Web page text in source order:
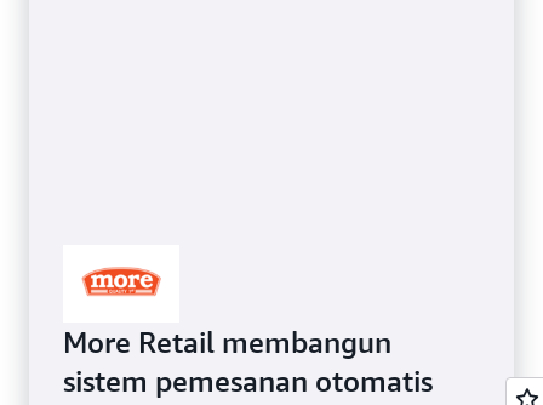
More Retail membangun
sistem pemesanan otomatis